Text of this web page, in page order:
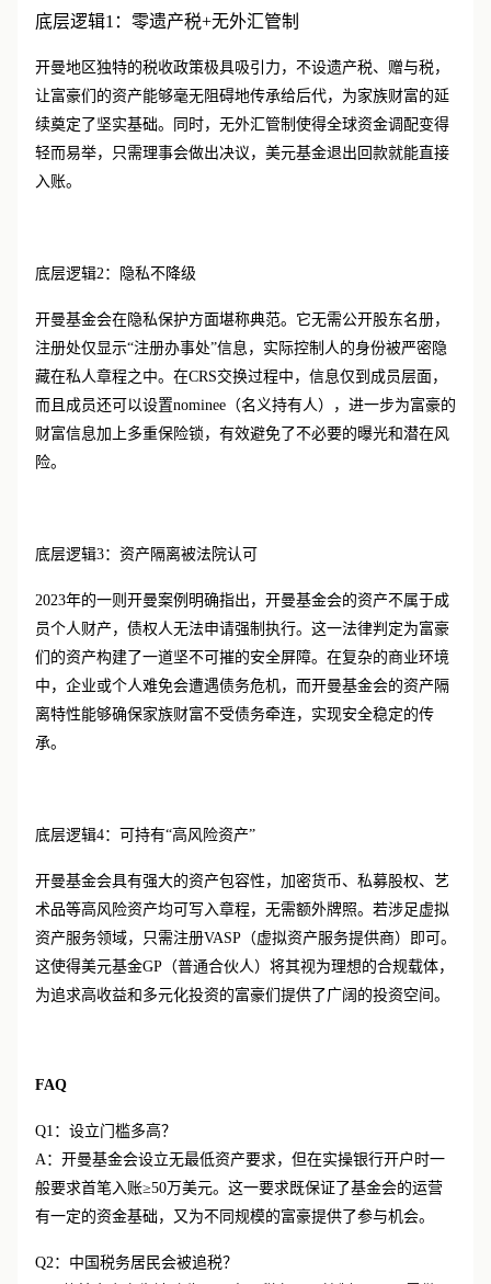
底层逻辑1：零遗产税+无外汇管制
开曼地区独特的税收政策极具吸引力，不设遗产税、赠与税，
让富豪们的资产能够毫无阻碍地传承给后代，为家族财富的延
续奠定了坚实基础。同时，无外汇管制使得全球资金调配变得
轻而易举，只需理事会做出决议，美元基金退出回款就能直接
入账。
底层逻辑2：隐私不降级
开曼基金会在隐私保护方面堪称典范。它无需公开股东名册，
注册处仅显示“注册办事处”信息，实际控制人的身份被严密隐
藏在私人章程之中。在CRS交换过程中，信息仅到成员层面，
而且成员还可以设置nominee（名义持有人），进一步为富豪的
财富信息加上多重保险锁，有效避免了不必要的曝光和潜在风
险。
底层逻辑3：资产隔离被法院认可
2023年的一则开曼案例明确指出，开曼基金会的资产不属于成
员个人财产，债权人无法申请强制执行。这一法律判定为富豪
们的资产构建了一道坚不可摧的安全屏障。在复杂的商业环境
中，企业或个人难免会遭遇债务危机，而开曼基金会的资产隔
离特性能够确保家族财富不受债务牵连，实现安全稳定的传
承。
底层逻辑4：可持有“高风险资产”
开曼基金会具有强大的资产包容性，加密货币、私募股权、艺
术品等高风险资产均可写入章程，无需额外牌照。若涉足虚拟
资产服务领域，只需注册VASP（虚拟资产服务提供商）即可。
这使得美元基金GP（普通合伙人）将其视为理想的合规载体，
为追求高收益和多元化投资的富豪们提供了广阔的投资空间。
FAQ
Q1：设立门槛多高？
A：开曼基金会设立无最低资产要求，但在实操银行开户时一
般要求首笔入账≥50万美元。这一要求既保证了基金会的运营
有一定的资金基础，又为不同规模的富豪提供了参与机会。
Q2：中国税务居民会被追税？